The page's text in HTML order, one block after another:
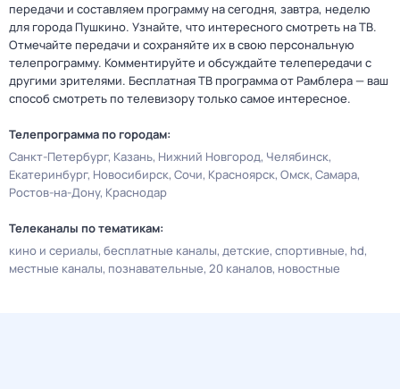
передачи и составляем программу на сегодня, завтра, неделю
для города Пушкино. Узнайте, что интересного смотреть на ТВ.
Отмечайте передачи и сохраняйте их в свою персональную
телепрограмму. Комментируйте и обсуждайте телепередачи с
другими зрителями. Бесплатная ТВ программа от Рамблера — ваш
способ смотреть по телевизору только самое интересное.
Телепрограмма по городам:
Санкт-Петербург Казань Нижний Новгород Челябинск
Екатеринбург Новосибирск Сочи Красноярск Омск Самара
Ростов-на-Дону Краснодар
Телеканалы по тематикам:
кино и сериалы бесплатные каналы детские спортивные hd
местные каналы познавательные 20 каналов новостные